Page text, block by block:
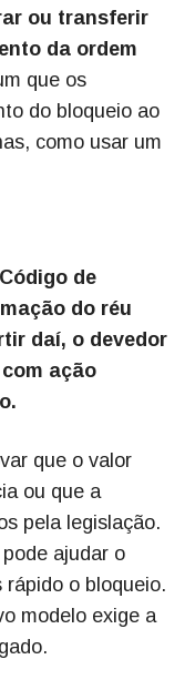
ou transferir
da ordem
que os
do bloqueio ao
como usar um
de
do réu
daí, o devedor
ação
que o valor
ou que a
pela legislação.
ajudar o
rápido o bloqueio.
modelo exige a